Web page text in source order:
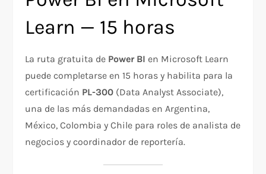
Learn — 15 horas
La ruta gratuita de Power BI en Microsoft Learn
puede completarse en 15 horas y habilita para la
certificación PL-300 (Data Analyst Associate),
una de las más demandadas en Argentina,
México, Colombia y Chile para roles de analista de
negocios y coordinador de reportería.